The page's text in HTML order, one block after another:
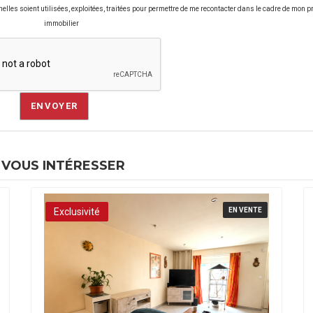
soient utilisées, exploitées, traitées pour permettre de me recontacter dans le cadre de mon
immobilier
ENVOYER
INTÉRESSER
Exclusivité EN VENTE